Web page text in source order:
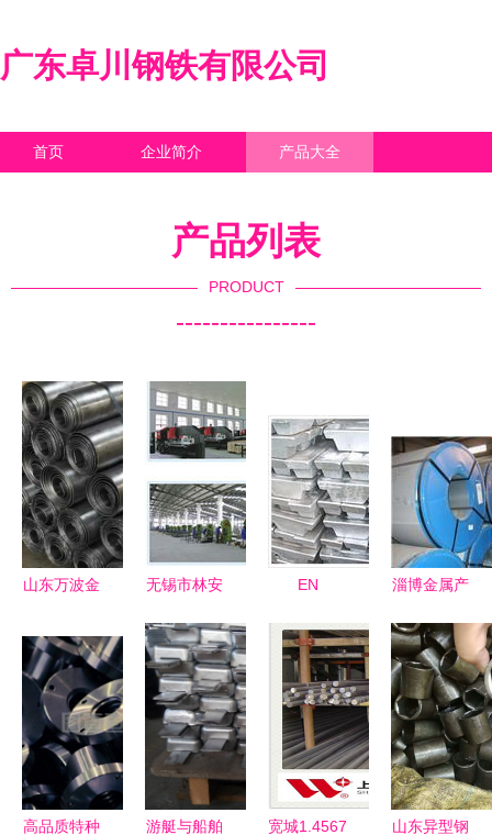
广东卓川钢铁有限公司
首页 企业简介 产品大全
产品列表
PRODUCT
----------------
山东万波金
领金属制品
销售新风尚
无锡市林安
专注高品质
特种钢铁材
料销售
EN
合金 性能
特点、应用
领域与市场
供应行情
淄博金属产
制造到特种
材料的升级
之路
高品质特种
游艇与船舶
宽城1.4567
山东异型钢